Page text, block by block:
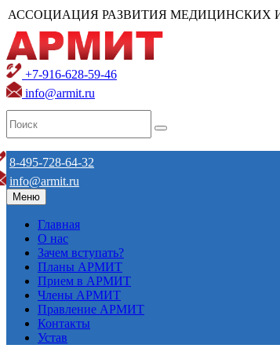
АССОЦИАЦИЯ РАЗВИТИЯ
+7-916-628-59-46
info@armit.ru
8-495-728-64-32
info@armit.ru
Меню
Главная
О нас
Зачем вступать?
Планы АРМИТ
Прием в АРМИТ
Члены АРМИТ
Правление АРМИТ
Контакты
Устав